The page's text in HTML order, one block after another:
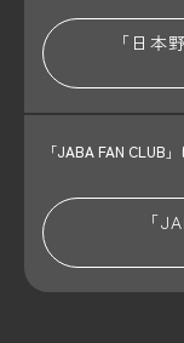
「日本
「JABA FAN CLUB
「